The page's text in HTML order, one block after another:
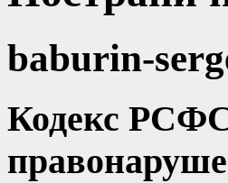
baburin-
Кодекс